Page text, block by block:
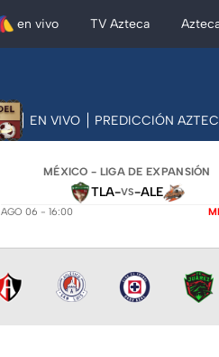
en vivo TV Azteca
EN VIVO PREDICCIÓN
MÉXICO - LIGA DE EXPANSIÓN
TLA-VS-ALE
AGO 06 - 16:00